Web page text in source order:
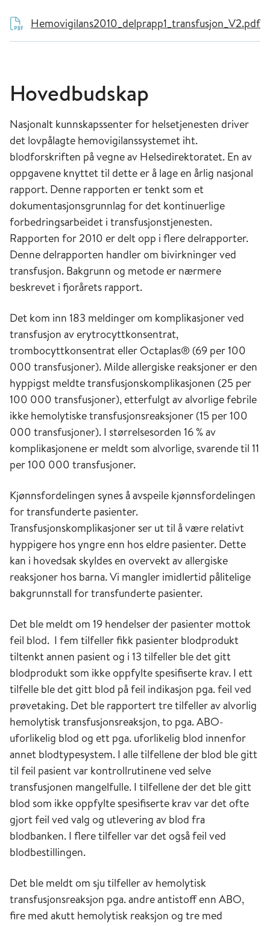
Hemovigilans2010_delprapp1_transfusjon_V2.pdf
Hovedbudskap
Nasjonalt kunnskapssenter for helsetjenesten driver
det lovpålagte hemovigilanssystemet iht.
blodforskriften på vegne av Helsedirektoratet. En av
oppgavene knyttet til dette er å lage en årlig nasjonal
rapport. Denne rapporten er tenkt som et
dokumentasjonsgrunnlag for det kontinuerlige
forbedringsarbeidet i transfusjonstjenesten.
Rapporten for 2010 er delt opp i flere delrapporter.
Denne delrapporten handler om bivirkninger ved
transfusjon. Bakgrunn og metode er nærmere
beskrevet i fjorårets rapport.
Det kom inn 183 meldinger om komplikasjoner ved
transfusjon av erytrocyttkonsentrat,
trombocyttkonsentrat eller Octaplas® (69 per 100
000 transfusjoner). Milde allergiske reaksjoner er den
hyppigst meldte transfusjonskomplikasjonen (25 per
100 000 transfusjoner), etterfulgt av alvorlige febrile
ikke hemolytiske transfusjonsreaksjoner (15 per 100
000 transfusjoner). I størrelsesorden 16 % av
komplikasjonene er meldt som alvorlige, svarende til 11
per 100 000 transfusjoner.
Kjønnsfordelingen synes å avspeile kjønnsfordelingen
for transfunderte pasienter.
Transfusjonskomplikasjoner ser ut til å være relativt
hyppigere hos yngre enn hos eldre pasienter. Dette
kan i hovedsak skyldes en overvekt av allergiske
reaksjoner hos barna. Vi mangler imidlertid pålitelige
bakgrunnstall for transfunderte pasienter.
Det ble meldt om 19 hendelser der pasienter mottok
feil blod. I fem tilfeller fikk pasienter blodprodukt
tiltenkt annen pasient og i 13 tilfeller ble det gitt
blodprodukt som ikke oppfylte spesifiserte krav. I ett
tilfelle ble det gitt blod på feil indikasjon pga. feil ved
prøvetaking. Det ble rapportert tre tilfeller av alvorlig
hemolytisk transfusjonsreaksjon, to pga. ABO-
uforlikelig blod og ett pga. uforlikelig blod innenfor
annet blodtypesystem. I alle tilfellene der blod ble gitt
til feil pasient var kontrollrutinene ved selve
transfusjonen mangelfulle. I tilfellene der det ble gitt
blod som ikke oppfylte spesifiserte krav var det ofte
gjort feil ved valg og utlevering av blod fra
blodbanken. I flere tilfeller var det også feil ved
blodbestillingen.
Det ble meldt om sju tilfeller av hemolytisk
transfusjonsreaksjon pga. andre antistoff enn ABO,
fire med akutt hemolytisk reaksjon og tre med